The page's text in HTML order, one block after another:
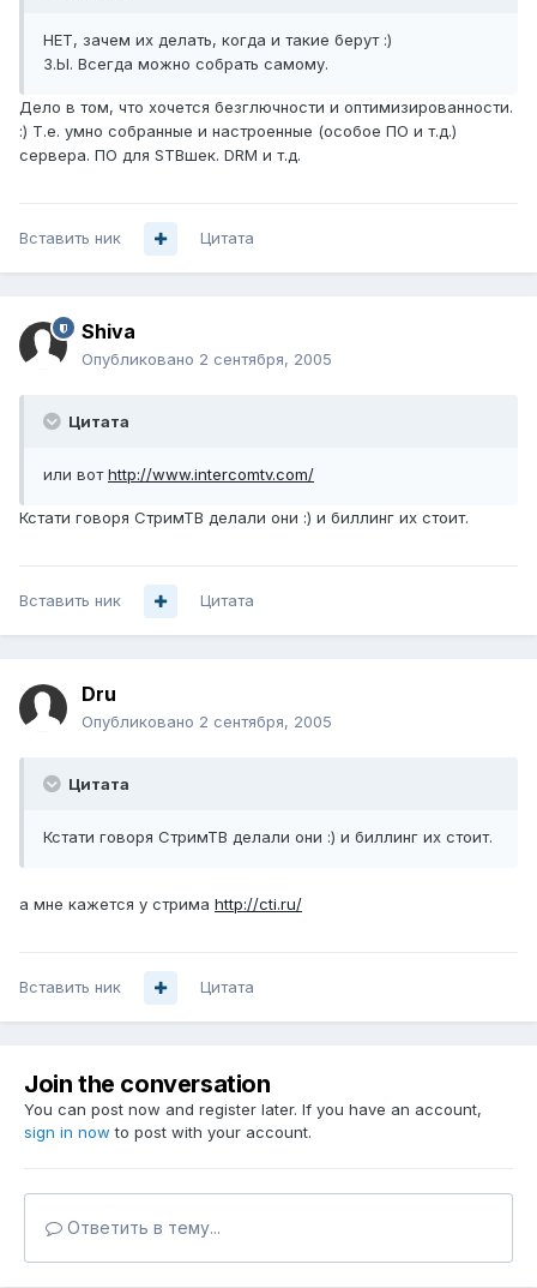
НЕТ, зачем их делать, когда и такие берут :)
З.Ы. Всегда можно собрать самому.
Дело в том, что хочется безглючности и оптимизированности.
:) Т.е. умно собранные и настроенные (особое ПО и т.д.)
сервера. ПО для STBшек. DRM и т.д.
Вставить ник Цитата
Shiva
Опубликовано 2 сентября, 2005
Цитата
или вотhttp://www.intercomtv.com/
Кстати говоря СтримТВ делали они :) и биллинг их стоит.
Вставить ник Цитата
Dru
Опубликовано 2 сентября, 2005
Цитата
Кстати говоря СтримТВ делали они :) и биллинг их стоит.
а мне кажется у стрима http://cti.ru/
Вставить ник Цитата
Join the conversation
You can post now and register later. If you have an account,
sign in now to post with your account.
Ответить в тему...